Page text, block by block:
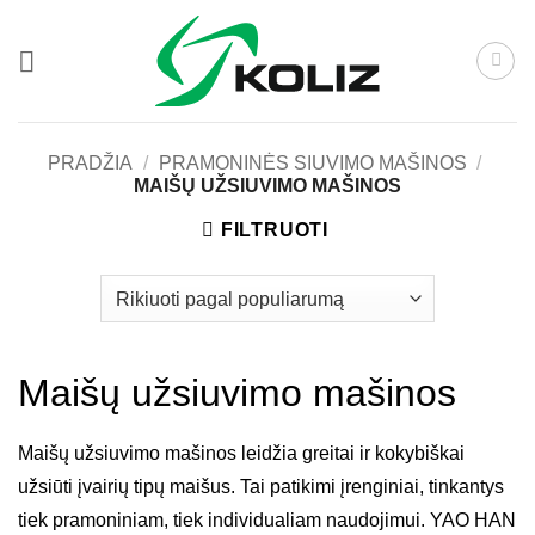
content
PRADŽIA / PRAMONINĖS SIUVIMO MAŠINOS /
MAIŠŲ UŽSIUVIMO MAŠINOS
FILTRUOTI
Maišų užsiuvimo mašinos
Maišų užsiuvimo mašinos leidžia greitai ir kokybiškai
užsiūti įvairių tipų maišus. Tai patikimi įrenginiai, tinkantys
tiek pramoniniam, tiek individualiam naudojimui. YAO HAN